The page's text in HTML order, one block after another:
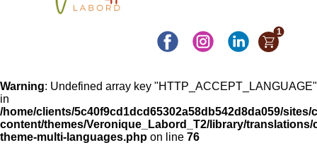
1
Warning: Undefined array key "HTTP_ACCEPT_LANGUAGE"
in
/home/clients/5c40f9cd1dcd65302a58db542d8da059/
content/themes/Veronique_Labord_T2/library/translations/
theme-multi-languages.php on line 76